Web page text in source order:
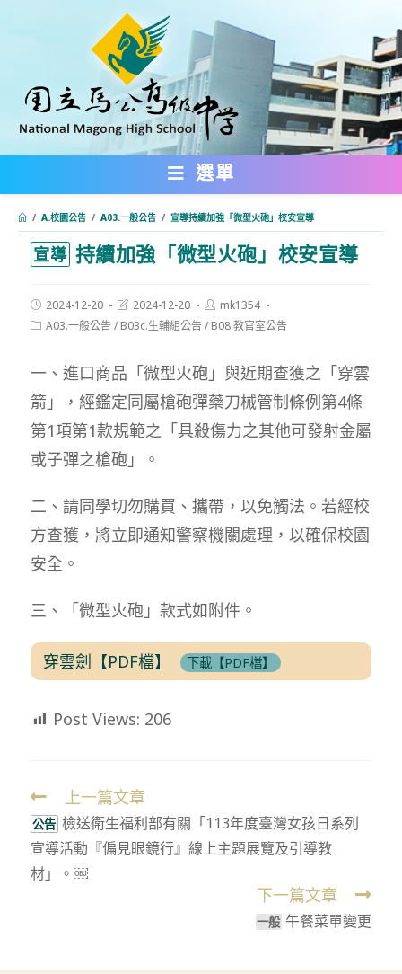
內
選單
/ A.校園公告 / A03.一般公告 / 宣導持續加強「微型火砲」校安宣導
宣導 持續加強「微型火砲」校安宣導
Post
published:
2024-12-20
Post
modified:
2024-12-20
Post
author:
mk1354
PostA03.一般公告/ B03c.生輔組公告/ B08.教官室公告
一、進口商品「微型火砲」與近期查獲之「穿雲
箭」，經鑑定同屬槍砲彈藥刀械管制條例第4條
第1項第1款規範之「具殺傷力之其他可發射金屬
或子彈之槍砲」。
二、請同學切勿購買、攜帶，以免觸法。若經校
方查獲，將立即通知警察機關處理，以確保校園
安全。
三、「微型火砲」款式如附件。
穿雲劍【PDF檔】 下載【PDF檔】
Post Views: 206
Read
more
articles
上一篇文章
公告 檢送衛生福利部有關「113年度臺灣女孩日系列
宣導活動『偏見眼鏡行』線上主題展覽及引導教
材」。￼
下一篇文章
⼀般 午餐菜單變更